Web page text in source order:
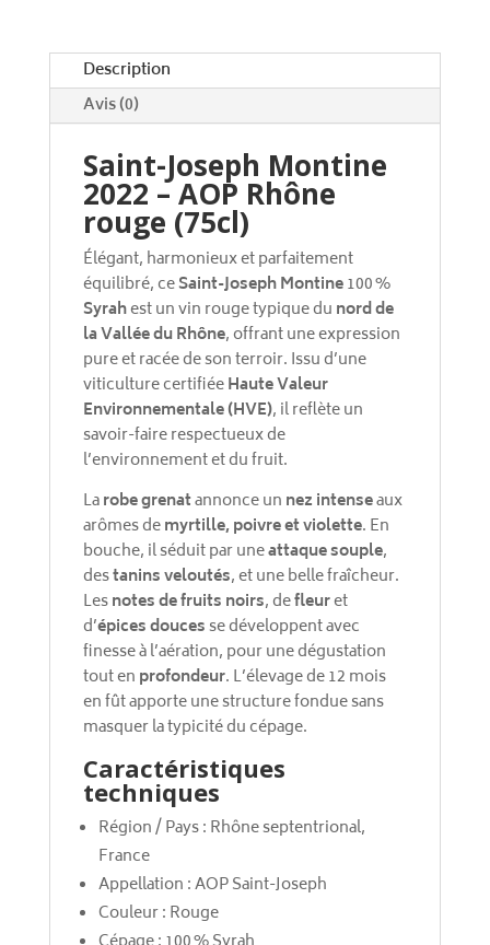
:
Description
Avis (0)
Saint-Joseph Montine
2022 – AOP Rhône
rouge (75cl)
Élégant, harmonieux et parfaitement
équilibré, ceSaint-Joseph Montine100 %
Syrahest un vin rouge typique du nord de
la Vallée du Rhône, offrant une expression
pure et racée de son terroir. Issu d’une
viticulture certifiéeHaute Valeur
Environnementale (HVE), il reflète un
savoir-faire respectueux de
l’environnement et du fruit.
Larobe grenatannonce un nez intenseaux
arômes demyrtille, poivre et violette. En
bouche, il séduit par uneattaque souple,
destanins veloutés, et une belle fraîcheur.
Lesnotes de fruits noirs, defleuret
d’épices doucesse développent avec
finesse à l’aération, pour une dégustation
tout en profondeur. L’élevage de 12 mois
en fût apporte une structure fondue sans
masquer la typicité du cépage.
Caractéristiques
techniques
Région / Pays : Rhône septentrional,
France
Appellation : AOP Saint-Joseph
Couleur : Rouge